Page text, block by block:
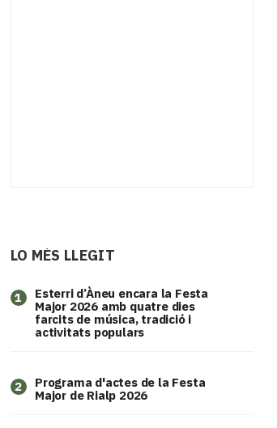
LO MÉS LLEGIT
1
Esterri d’Àneu encara la Festa
Major 2026 amb quatre dies
farcits de música, tradició i
activitats populars
2
Programa d'actes de la Festa
Major de Rialp 2026